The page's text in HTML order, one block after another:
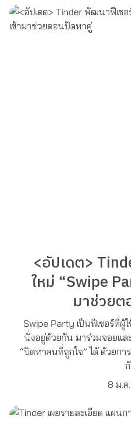
<อัปเดต>
ใหม่ “Swipe
มาช่วย
Swipe Party เป็นฟีเชอร์ที่ผู้
นั่งอยู่ด้วยกัน มาร่วมจอยแล
“ปัดหาคนที่ถูกใจ” ได้ ด้วยกา
8 ม.ค